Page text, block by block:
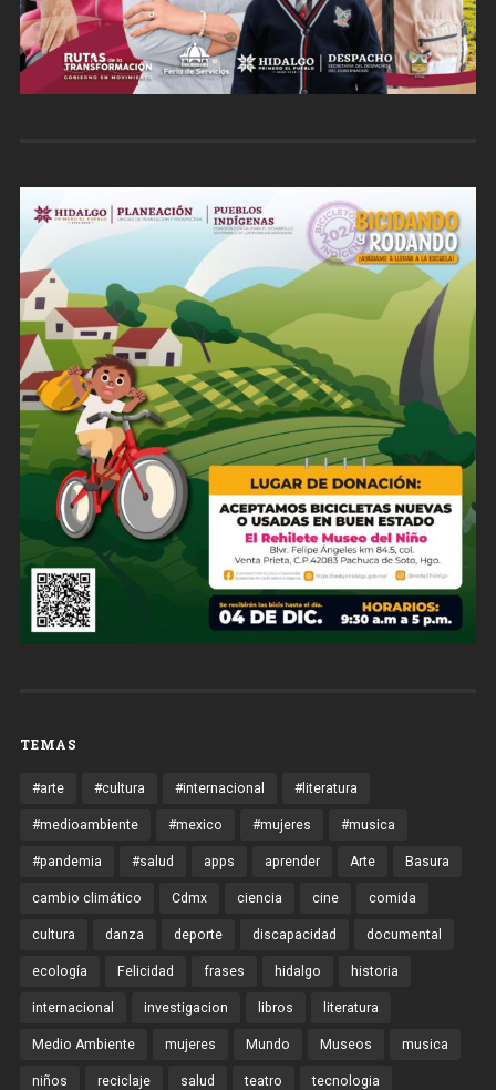
TEMAS
#arte #cultura #internacional #literatura
#medioambiente #mexico #mujeres #musica
#pandemia #salud apps aprender Arte Basura
cambio climático Cdmx ciencia cine comida
cultura danza deporte discapacidad documental
ecología Felicidad frases hidalgo historia
internacional investigacion libros literatura
Medio Ambiente mujeres Mundo Museos musica
niños reciclaje salud teatro tecnologia